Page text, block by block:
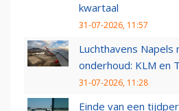
kwartaal
31-07-2026, 11:57
Luchthavens Napels
onderhoud: KLM en
31-07-2026, 11:28
Einde van een